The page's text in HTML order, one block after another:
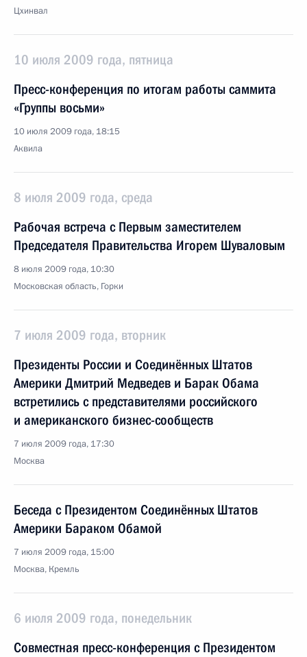
Цхинвал
10 июля 2009 года, пятница
Пресс-конференция по итогам работы саммита
«Группы восьми»
10 июля 2009 года, 18:15
Аквила
8 июля 2009 года, среда
Рабочая встреча с Первым заместителем
Председателя Правительства Игорем Шуваловым
8 июля 2009 года, 10:30
Московская область, Горки
7 июля 2009 года, вторник
Президенты России и Соединённых Штатов
Америки Дмитрий Медведев и Барак Обама
встретились с представителями российского
и американского бизнес-сообществ
7 июля 2009 года, 17:30
Москва
Беседа с Президентом Соединённых Штатов
Америки Бараком Обамой
7 июля 2009 года, 15:00
Москва, Кремль
6 июля 2009 года, понедельник
Совместная пресс-конференция с Президентом